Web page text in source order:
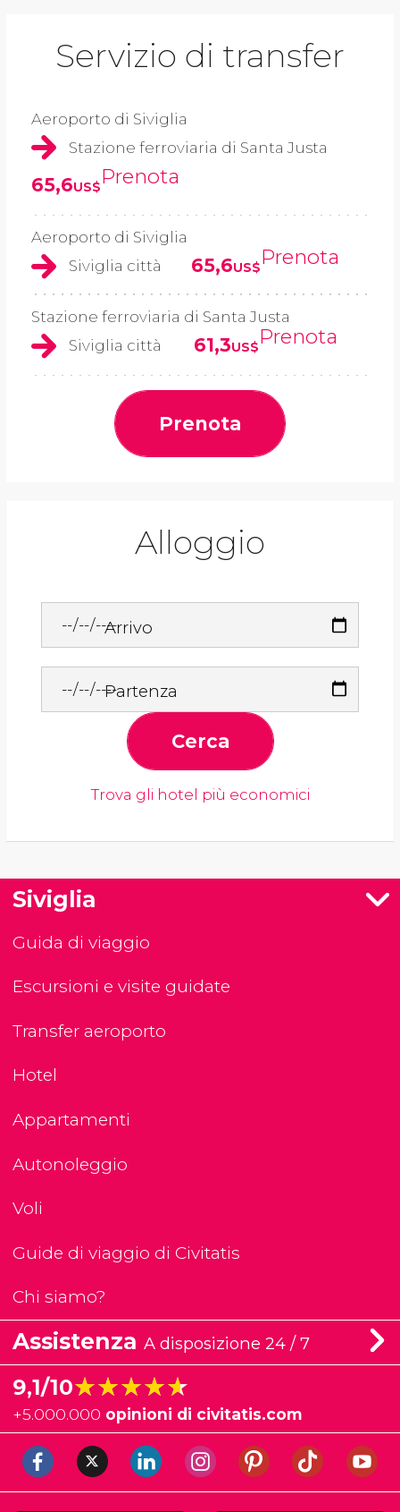
Servizio di transfer
Aeroporto di Siviglia
Stazione ferroviaria di Santa Justa
65,6US$Prenota
Aeroporto di Siviglia
Siviglia città
65,6US$Prenota
Stazione ferroviaria di Santa Justa
Siviglia città
61,3US$Prenota
Prenota
Alloggio
Arrivo
Partenza
Cerca
Trova gli hotel più economici
Siviglia
Guida di viaggio
Escursioni e visite guidate
Transfer aeroporto
Hotel
Appartamenti
Autonoleggio
Voli
Guide di viaggio di Civitatis
Chi siamo?
Assistenza A disposizione 24 / 7
9,1/10★★★★★
★★★★★
+5.000.000 opinioni di civitatis.com